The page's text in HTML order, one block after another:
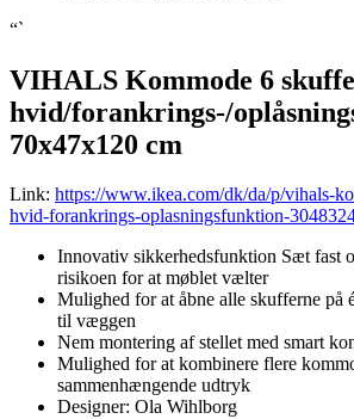
“`
VIHALS Kommode 6
hvid/forankrings-/
70x47x120 cm
Link: https://www.ikea.com/dk/da/p/vihals-
hvid-forankrings-oplasningsfunktion-
Innovativ sikkerhedsfunktion Sæt fast
risikoen for at møblet vælter
Mulighed for at åbne alle skufferne på
til væggen
Nem montering af stellet med smart
Mulighed for at kombinere flere
sammenhængende udtryk
Designer: Ola Wihlborg